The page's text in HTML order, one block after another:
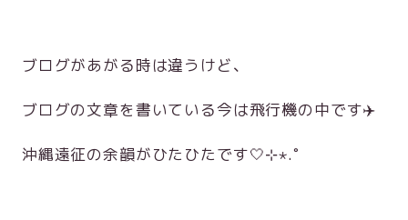
ブログがあがる時は違うけど、
ブログの文章を書いている今は飛行機の中です✈️
沖縄遠征の余韻がひたひたです🤍⊹⋆.˚